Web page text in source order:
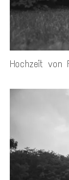
Hochzeit von